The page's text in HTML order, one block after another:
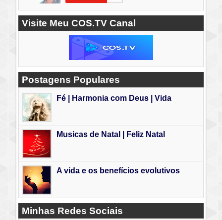
Visite Meu COS.TV Canal
Postagens Populares
Fé | Harmonia com Deus | Vida
Musicas de Natal | Feliz Natal
A vida e os benefícios evolutivos
Minhas Redes Sociais